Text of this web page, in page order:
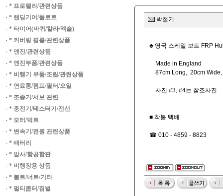
· * 프로펠라/관련상품
· * 랜딩기어/플로트
· * 타이어(바퀴/칼라/엑슬)
· * 커버링 필름/관련상품
· * 엔진/관련상품
· * 엔진부품/관련상품
· * 비행기 부품/조립/관련상품
· * 연료통/펌프/필터/오일
· * 조종기/서보 관련
· * 충전기/테스터기/전선
· * 모터/덕트
· * 변속기/전원 관련상품
· * 배터리
· * 발사/항공합판
· * 비행장용 상품
· * 볼트/너트/기타
· * 멀티콥터/짐벌
박철기
♣ 영국 스케일 보트
Made in England
87cm Long, 20cm Wide,
사진 #3, #4는 참조사진
■ 착불 택배
☎ 010 - 4859 - 8823